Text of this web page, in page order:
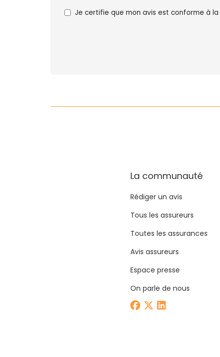
Je certifie que mon avis est conforme à la
La communauté
Rédiger un avis
Tous les assureurs
Toutes les assurances
Avis assureurs
Espace presse
On parle de nous